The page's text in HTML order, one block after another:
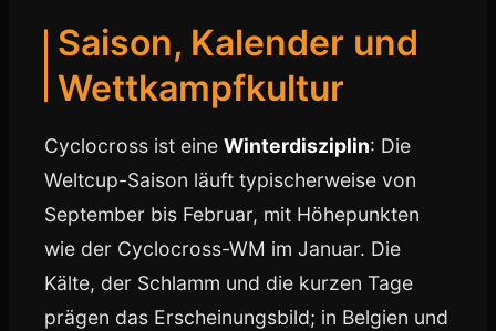
Saison, Kalender und
Wettkampfkultur
Cyclocross ist eine Winterdisziplin: Die
Weltcup-Saison läuft typischerweise von
September bis Februar, mit Höhepunkten
wie der Cyclocross-WM im Januar. Die
Kälte, der Schlamm und die kurzen Tage
prägen das Erscheinungsbild; in Belgien und